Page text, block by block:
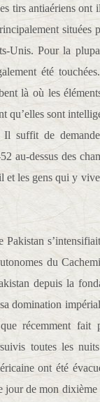
tirs antiaériens ont
Unis. Pour la
été
là où les
qu’elles sont
suffit de
au-dessus des
et les gens qui y
du
depuis la
domination
récemment fait
toutes les
ont été
jour de mon